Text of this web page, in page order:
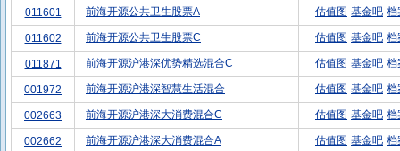
011601 前海开源公共卫生股票A 估值图 基金吧 档
011602 前海开源公共卫生股票C 估值图 基金吧 档
011871 前海开源沪港深优势精选混合C 估值图 基金吧 档
001972 前海开源沪港深智慧生活混合 估值图 基金吧 档
002663 前海开源沪港深大消费混合C 估值图 基金吧 档
002662 前海开源沪港深大消费混合A 估值图 基金吧 档